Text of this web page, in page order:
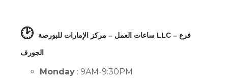
🕑 ساعات العمل – مركز الإمارات للبورصة LLC – فرع
الجورف
Monday : 9AM-9:30PM